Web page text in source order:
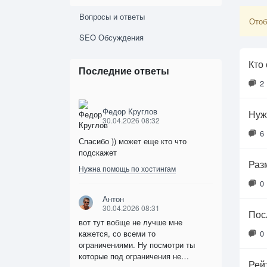
Вопросы и ответы
SEO Обсуждения
Последние ответы
Федор Круглов
30.04.2026 08:32
Спасибо )) может еще кто что
подскажет
Нужна помощь по хостингам
Антон
30.04.2026 08:31
вот тут вобще не лучше мне
кажется, со всеми то
ограничениями. Ну посмотри ты
которые под ограничения не…
2
6
0
0